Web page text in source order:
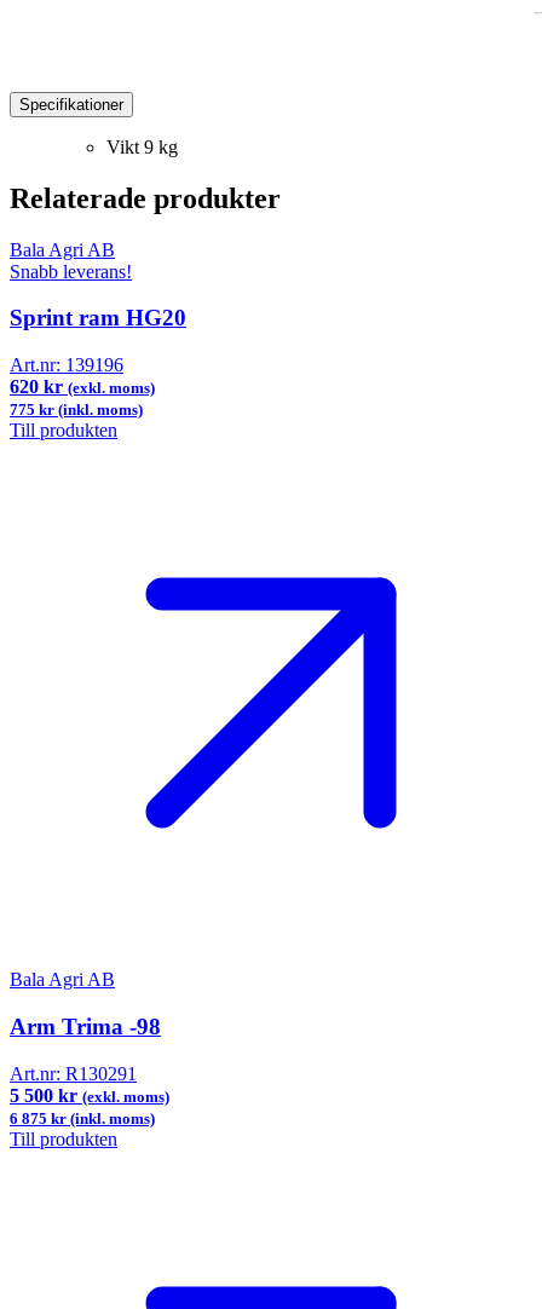
Specifikationer
Vikt 9 kg
Relaterade produkter
Bala Agri AB
Snabb leverans!
Sprint ram HG20
Art.nr: 139196
620 kr (exkl. moms)
775 kr (inkl. moms)
Till produkten
Bala Agri AB
Arm Trima -98
Art.nr: R130291
5 500 kr (exkl. moms)
6 875 kr (inkl. moms)
Till produkten